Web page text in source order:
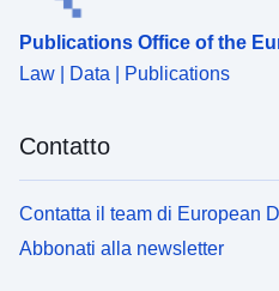
Publications Office of the
Law | Data | Publications
Contatto
Contatta il team di European
Abbonati alla newsletter